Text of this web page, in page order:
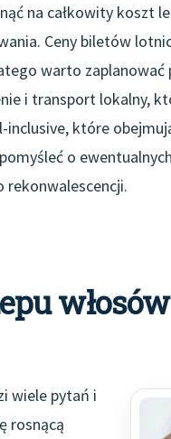
na całkowity koszt
Ceny biletów
warto
i transport lokalny,
które
o
rekonwalescencji.
wiele pytań i
rosnącą